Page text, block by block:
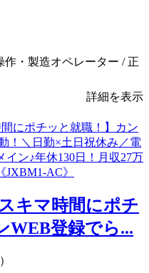
作・製造オペレーター / 正
詳細を表示
キマ時間にポチ
WEB登録でら...